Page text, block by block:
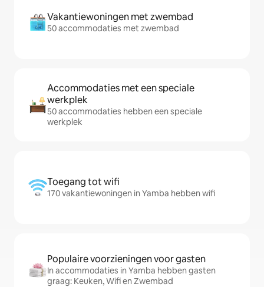
Vakantiewoningen met zwembad
50 accommodaties met zwembad
Accommodaties met een speciale
werkplek
50 accommodaties hebben een speciale
werkplek
Toegang tot wifi
170 vakantiewoningen in Yamba hebben wifi
Populaire voorzieningen voor gasten
In accommodaties in Yamba hebben gasten
graag: Keuken, Wifi en Zwembad